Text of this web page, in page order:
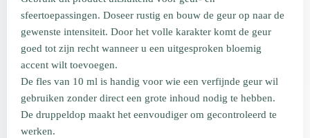
sfeertoepassingen. Doseer rustig en bouw de geur op naar de
gewenste intensiteit. Door het volle karakter komt de geur
goed tot zijn recht wanneer u een uitgesproken bloemig
accent wilt toevoegen.
De fles van 10 ml is handig voor wie een verfijnde geur wil
gebruiken zonder direct een grote inhoud nodig te hebben.
De druppeldop maakt het eenvoudiger om gecontroleerd te
werken.